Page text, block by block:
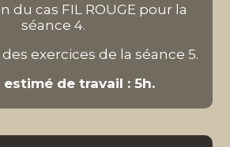
du cas FIL ROUGE pour la
séance 4.
exercices de la séance 5.
de travail : 5h.